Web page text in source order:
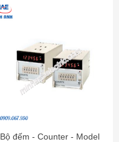
Bộ đếm - Counter - Model